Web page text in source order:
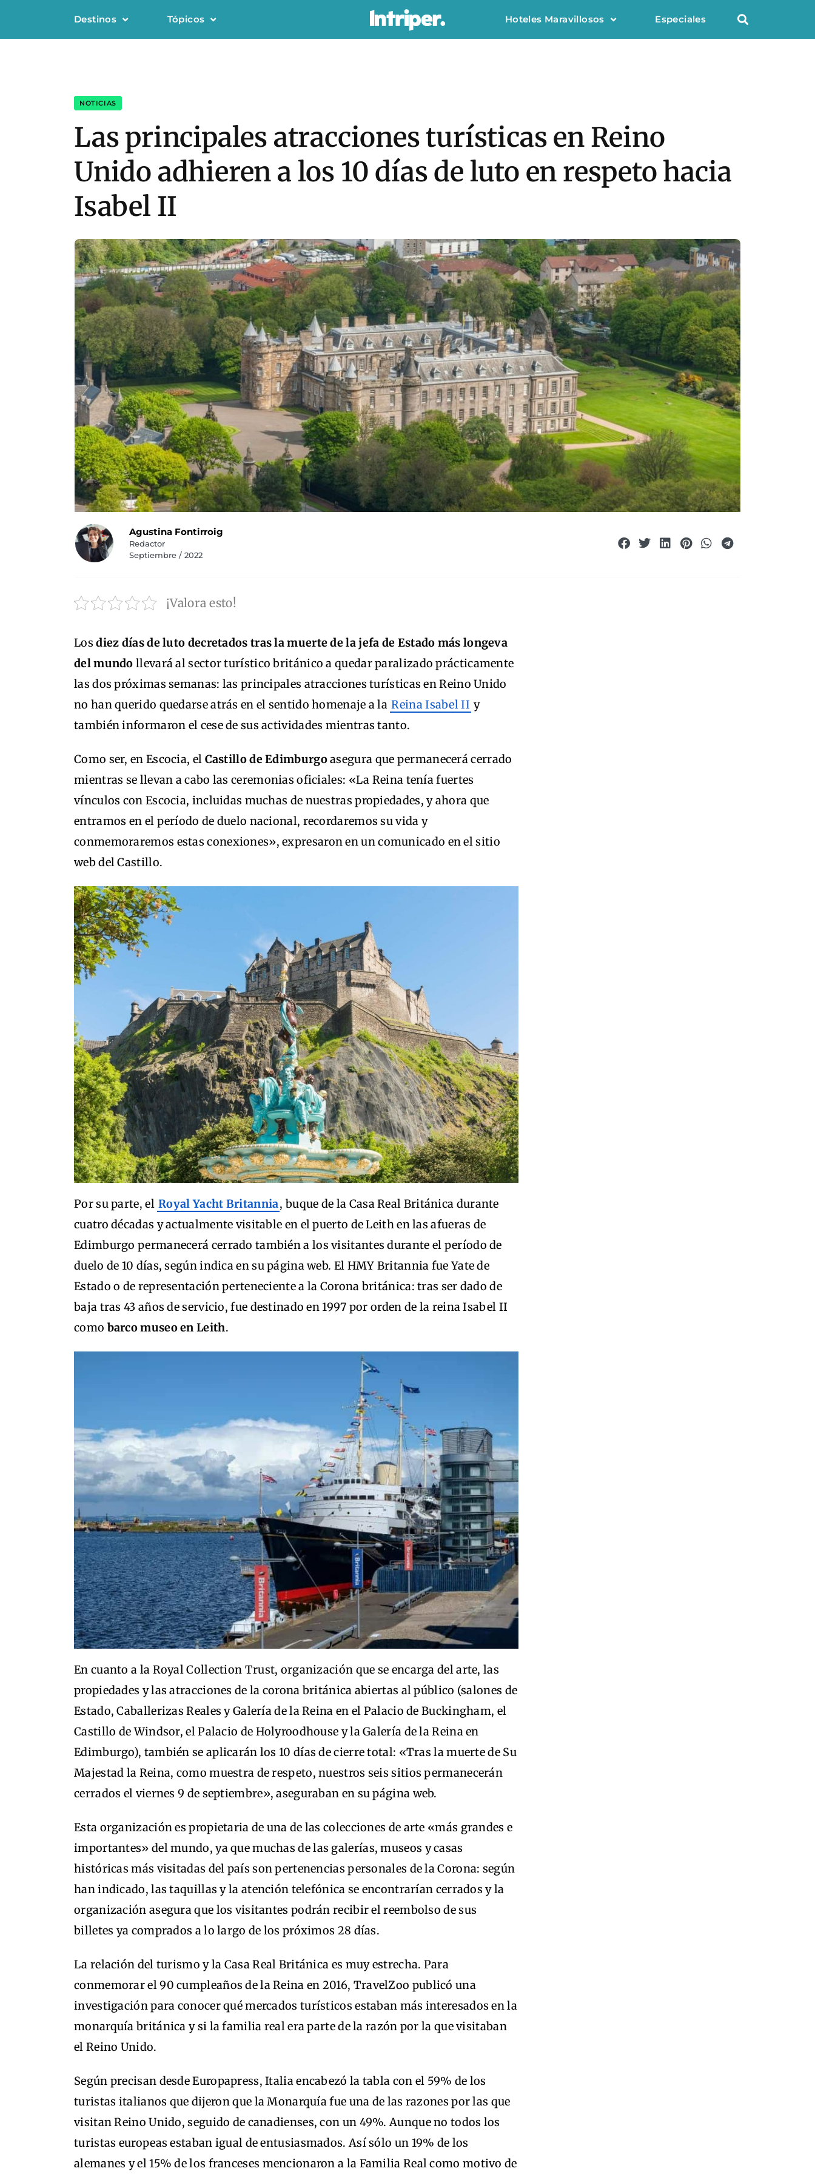
Destinos Tópicos Hoteles Maravillosos Especiales
NOTICIAS
Las principales atracciones turísticas en Reino
Unido adhieren a los 10 días de luto en respeto hacia
Isabel II
Agustina Fontirroig
Redactor
Septiembre / 2022
¡Valora esto!
Losdiez días de luto decretados tras la muerte de la jefa de Estado más longeva
del mundo llevará al sector turístico británico a quedar paralizado prácticamente
las dos próximas semanas: las principales atracciones turísticas en Reino Unido
no han querido quedarse atrás en el sentido homenaje a la Reina Isabel II y
también informaron el cese de sus actividades mientras tanto.
Como ser, en Escocia, el Castillo de Edimburgoasegura que permanecerá cerrado
mientras se llevan a cabo las ceremonias oficiales: «La Reina tenía fuertes
vínculos con Escocia, incluidas muchas de nuestras propiedades, y ahora que
entramos en el período de duelo nacional, recordaremos su vida y
conmemoraremos estas conexiones», expresaron en un comunicado en el sitio
web del Castillo.
Por su parte, el Royal Yacht Britannia, buque de la Casa Real Británica durante
cuatro décadas y actualmente visitable en el puerto de Leith en las afueras de
Edimburgo permanecerá cerrado también a los visitantes durante el período de
duelo de 10 días, según indica en su página web. El HMY Britannia fue Yate de
Estado o de representación perteneciente a la Corona británica: tras ser dado de
baja tras 43 años de servicio, fue destinado en 1997 por orden de la reina Isabel II
como barco museo en Leith.
En cuanto a la Royal Collection Trust, organización que se encarga del arte, las
propiedades y las atracciones de la corona británica abiertas al público (salones de
Estado, Caballerizas Reales y Galería de la Reina en el Palacio de Buckingham, el
Castillo de Windsor, el Palacio de Holyroodhouse y la Galería de la Reina en
Edimburgo), también se aplicarán los 10 días de cierre total: «Tras la muerte de Su
Majestad la Reina, como muestra de respeto, nuestros seis sitios permanecerán
cerrados el viernes 9 de septiembre», aseguraban en su página web.
Esta organización es propietaria de una de las colecciones de arte «más grandes e
importantes» del mundo, ya que muchas de las galerías, museos y casas
históricas más visitadas del país son pertenencias personales de la Corona: según
han indicado, las taquillas y la atención telefónica se encontrarían cerrados y la
organización asegura que los visitantes podrán recibir el reembolso de sus
billetes ya comprados a lo largo de los próximos 28 días.
La relación del turismo y la Casa Real Británica es muy estrecha. Para
conmemorar el 90 cumpleaños de la Reina en 2016, TravelZoo publicó una
investigación para conocer qué mercados turísticos estaban más interesados en la
monarquía británica y si la familia real era parte de la razón por la que visitaban
el Reino Unido.
Según precisan desde Europapress, Italia encabezó la tabla con el 59% de los
turistas italianos que dijeron que la Monarquía fue una de las razones por las que
visitan Reino Unido, seguido de canadienses, con un 49%. Aunque no todos los
turistas europeas estaban igual de entusiasmados. Así sólo un 19% de los
alemanes y el 15% de los franceses mencionaron a la Familia Real como motivo de